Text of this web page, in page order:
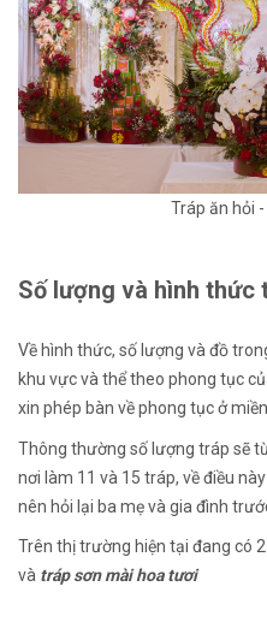
Tráp ăn hỏi
Số lượng và hình thức
Về hình thức, số lượng và đồ
khu vực và thể theo phong tục
xin phép bàn về phong tục ở
Thông thường số lượng tráp sẽ
nơi làm 11 và 15 tráp, về điều
nên hỏi lại ba mẹ và gia đình
Trên thị trường hiện tại đang có
và tráp sơn mài hoa tươi